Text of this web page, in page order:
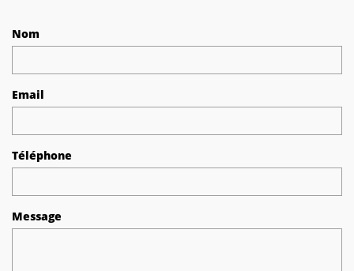
Nom
Email
Téléphone
Message